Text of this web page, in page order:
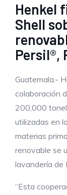
Henkel
Shell
Persil®,
Guatemala.-
colaboración
200,000
utilizadas en
materias
renovable se
lavandería
“Esta